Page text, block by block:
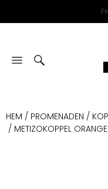
HEM / PROMENADEN /
/ METIZOKOPPEL